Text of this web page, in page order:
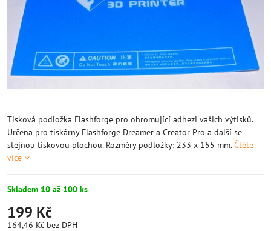
Tisková podložka Flashforge pro ohromující adhezi vašich výtisků.
Určena pro tiskárny Flashforge Dreamer a Creator Pro a další se
stejnou tiskovou plochou. Rozměry podložky: 233 x 155 mm.Čtěte
více
Skladem 10 až 100 ks
199 Kč
164,46 Kč bez DPH